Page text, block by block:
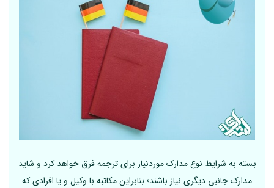
بسته به شرایط نوع مدارک موردنیاز برای ترجمه فرق خواهد کرد و شاید
مدارک جانبی دیگری نیاز باشند؛ بنابراین مکاتبه با وکیل و یا افرادی که